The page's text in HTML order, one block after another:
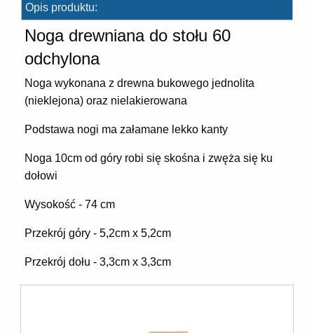
Opis produktu:
Noga drewniana do stołu 60
odchylona
Noga wykonana z drewna bukowego jednolita
(nieklejona) oraz nielakierowana
Podstawa nogi ma załamane lekko kanty
Noga 10cm od góry robi się skośna i zwęża się ku
dołowi
Wysokość - 74 cm
Przekrój góry - 5,2cm x 5,2cm
Przekrój dołu - 3,3cm x 3,3cm